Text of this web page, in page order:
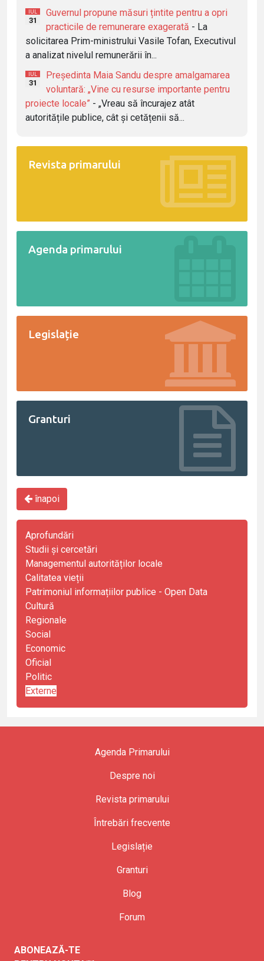
IUL
31
Guvernul propune măsuri țintite pentru a opri
practicile de remunerare exagerată - La
solicitarea Prim-ministrului Vasile Tofan, Executivul
a analizat nivelul remunerării în...
IUL
31
Președinta Maia Sandu despre amalgamarea
voluntară: „Vine cu resurse importante pentru
proiecte locale” - „Vreau să încurajez atât
autoritățile publice, cât și cetățenii să...
Revista primarului
Agenda primarului
Legislație
Granturi
înapoi
Aprofundări
Studii și cercetări
Managementul autorităților locale
Calitatea vieții
Patrimoniul informațiilor publice - Open Data
Cultură
Regionale
Social
Economic
Oficial
Politic
Externe
Agenda Primarului
Despre noi
Revista primarului
Întrebări frecvente
Legislație
Granturi
Blog
Forum
ABONEAZĂ-TE